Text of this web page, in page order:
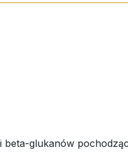
beta-glukanów